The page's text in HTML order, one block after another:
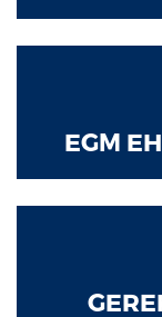
EGM